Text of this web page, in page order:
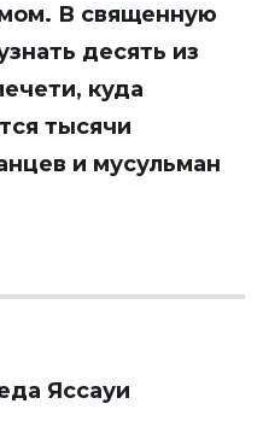
В священную
десять из
куда
тысячи
и мусульман
Яссауи